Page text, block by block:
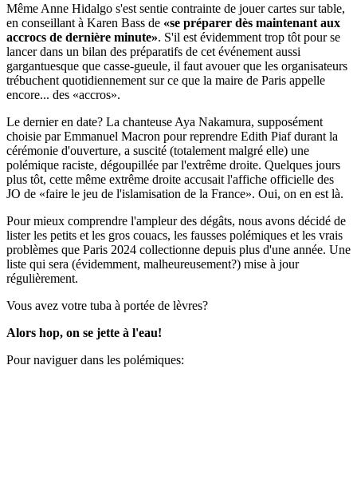
Même Anne Hidalgo s'est sentie contrainte de jouer cartes sur table,
en conseillant à Karen Bass de «se préparer dès maintenant aux
accrocs de dernière minute». S'il est évidemment trop tôt pour se
lancer dans un bilan des préparatifs de cet événement aussi
gargantuesque que casse-gueule, il faut avouer que les organisateurs
trébuchent quotidiennement sur ce que la maire de Paris appelle
encore... des «accros».
Le dernier en date? La chanteuse Aya Nakamura, supposément
choisie par Emmanuel Macron pour reprendre Edith Piaf durant la
cérémonie d'ouverture, a suscité (totalement malgré elle) une
polémique raciste, dégoupillée par l'extrême droite. Quelques jours
plus tôt, cette même extrême droite accusait l'affiche officielle des
JO de «faire le jeu de l'islamisation de la France». Oui, on en est là.
Pour mieux comprendre l'ampleur des dégâts, nous avons décidé de
lister les petits et les gros couacs, les fausses polémiques et les vrais
problèmes que Paris 2024 collectionne depuis plus d'une année. Une
liste qui sera (évidemment, malheureusement?) mise à jour
régulièrement.
Vous avez votre tuba à portée de lèvres?
Alors hop, on se jette à l'eau!
Pour naviguer dans les polémiques: